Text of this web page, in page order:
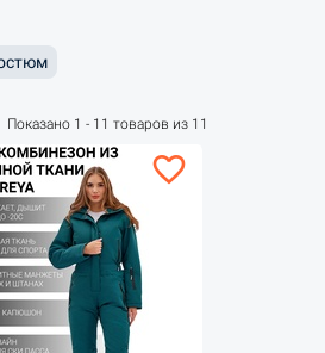
Показано 1 - 11 товаров из 11
favorite_border